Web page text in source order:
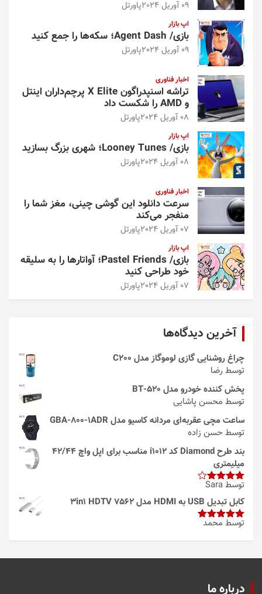
09 آوریل 2024 پاورتل
اپ بازار
بازی/ Agent Dash؛ سکه‌ها را جمع کنید
09 آوریل 2024 پاورتل
اخبار فناوری
تراشه اسنپدراگون X Elite پرچم‌داران اینتل
و AMD را شکست داد
08 آوریل 2024 پاورتل
اپ بازار
بازی/ Looney Tunes؛ شهری بزرگ بسازید
08 آوریل 2024 پاورتل
اخبار فناوری
سرعت دانلود این گوشی چینی، مغز شما را
منفجر می‌کند
07 آوریل 2024 پاورتل
اپ بازار
بازی/ Pastel Friends؛ آواتارها را به سلیقه
خود طراحی کنید
07 آوریل 2024 پاورتل
آخرین دیدگاه‌ها
چراغ روشنایی گازی لوموگاز مدل C200
توسط رضا
پخش کننده خودرو مدل 520-BT
توسط محسن پاشایی
ساعت مچی عقربه‌ای مردانه کاسیو مدل GBA-800-1ADR
توسط حسن زاده
بند طرح Diamond کد i1012 مناسب برای اپل واچ 42/44
میلیمتری
امتیاز4
از 5
توسط Sara
کابل تبدیل USB به HDMI مدل 3in1 HDTV 7562
امتیاز5از
توسط محمد
درباره ما